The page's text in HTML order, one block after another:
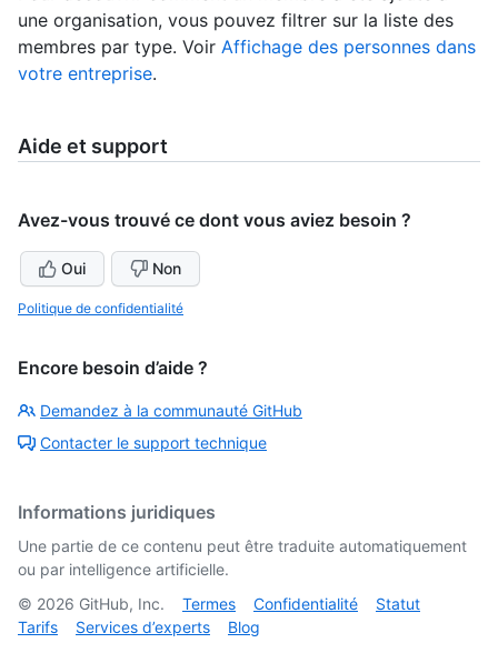
une organisation, vous pouvez filtrer sur la liste des
membres par type. Voir Affichage des personnes dans
votre entreprise.
Aide et support
Avez-vous trouvé ce dont vous aviez besoin ?
Oui Non
Politique de confidentialité
Encore besoin d’aide ?
Demandez à la communauté GitHub
Contacter le support technique
Informations juridiques
Une partie de ce contenu peut être traduite automatiquement
ou par intelligence artificielle.
© 2026 GitHub, Inc. Termes Confidentialité
Statut
Tarifs
Services d’experts Blog